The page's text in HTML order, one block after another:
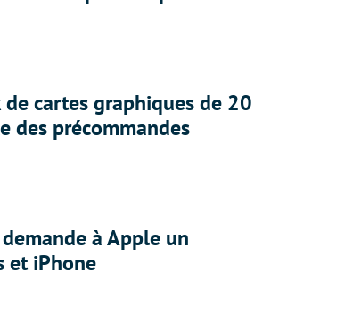
cartes graphiques de 20
des précommandes
à Apple un
et iPhone